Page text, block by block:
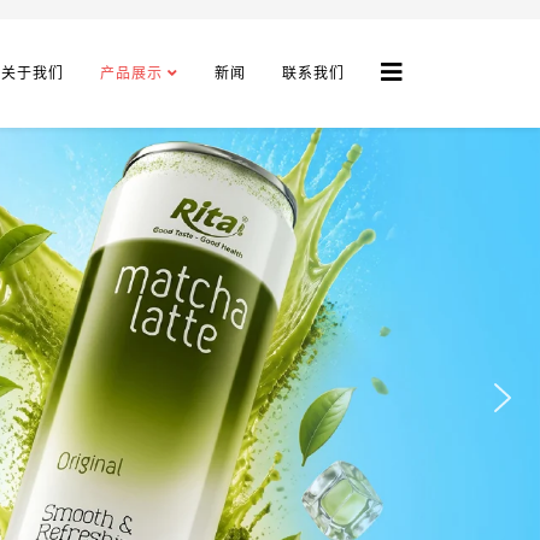
关于我们 产品展示 新闻 联系我们